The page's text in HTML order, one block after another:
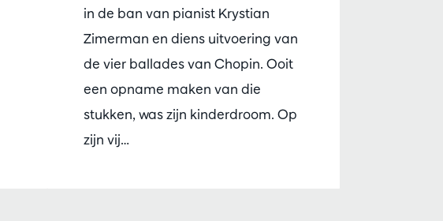
in de ban van pianist Krystian
Zimerman en diens uitvoering van
de vier ballades van Chopin. Ooit
een opname maken van die
stukken, was zijn kinderdroom. Op
zijn vij…